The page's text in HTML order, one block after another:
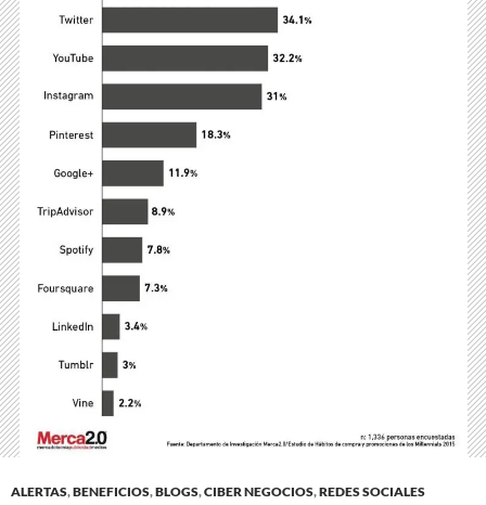
ALERTAS,BENEFICIOS,BLOGS,CIBER NEGOCIOS,REDES SOCIALES